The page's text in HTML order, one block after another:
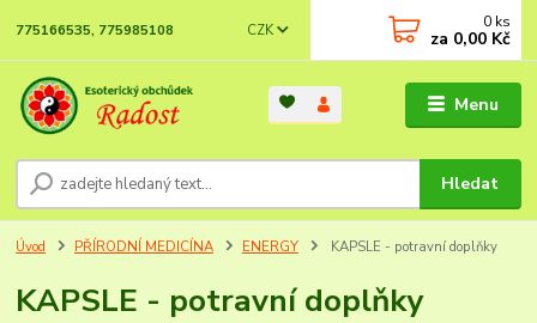
Menu
CZK
Hledat
775166535, 775985108 0 ks
za 0,00 Kč
Úvod PŘÍRODNÍ MEDICÍNA ENERGY KAPSLE - potravní doplňky
KAPSLE - potravní doplňky